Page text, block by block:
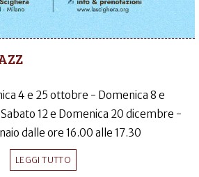
4 e 25 ottobre - Domenica 8 e
12 e Domenica 20 dicembre -
dalle ore 16.00 alle 17.30
LEGGI TUTTO